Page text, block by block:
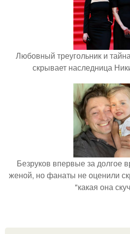
Любовный треугольник и
скрывает наследница
Безруков впервые за долгое
женой, но фанаты не оценили
"какая она